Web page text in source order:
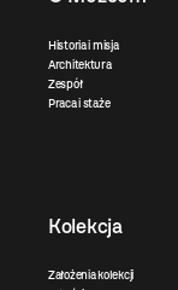
Historia i misja
Architektura
Zespół
Praca i staże
Kolekcja
Założenia kolekcji